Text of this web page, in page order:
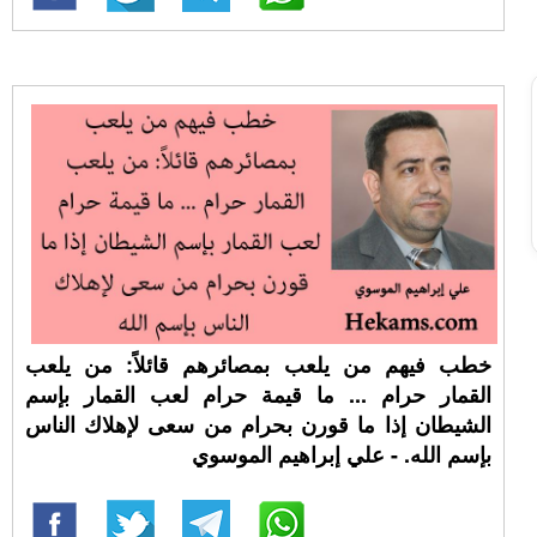
خطب فيهم من يلعب بمصائرهم قائلاً: من يلعب
القمار حرام ... ما قيمة حرام لعب القمار بإسم
الشيطان إذا ما قورن بحرام من سعى لإهلاك الناس
بإسم الله. - علي إبراهيم الموسوي